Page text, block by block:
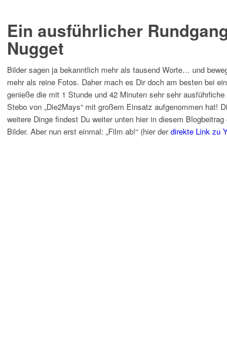
Ein ausführlicher
Nugget
Bilder sagen ja bekanntlich mehr als tausend Worte… und
mehr als reine Fotos. Daher mach es Dir doch am besten bei
genieße die mit 1 Stunde und 42 Minuten sehr sehr
Stebo von „Die2Mays“ mit großem Einsatz aufgenommen hat!
weitere Dinge findest Du weiter unten hier in diesem
Bilder. Aber nun erst einmal: „Film ab!“ (hier derdirekte Link zu